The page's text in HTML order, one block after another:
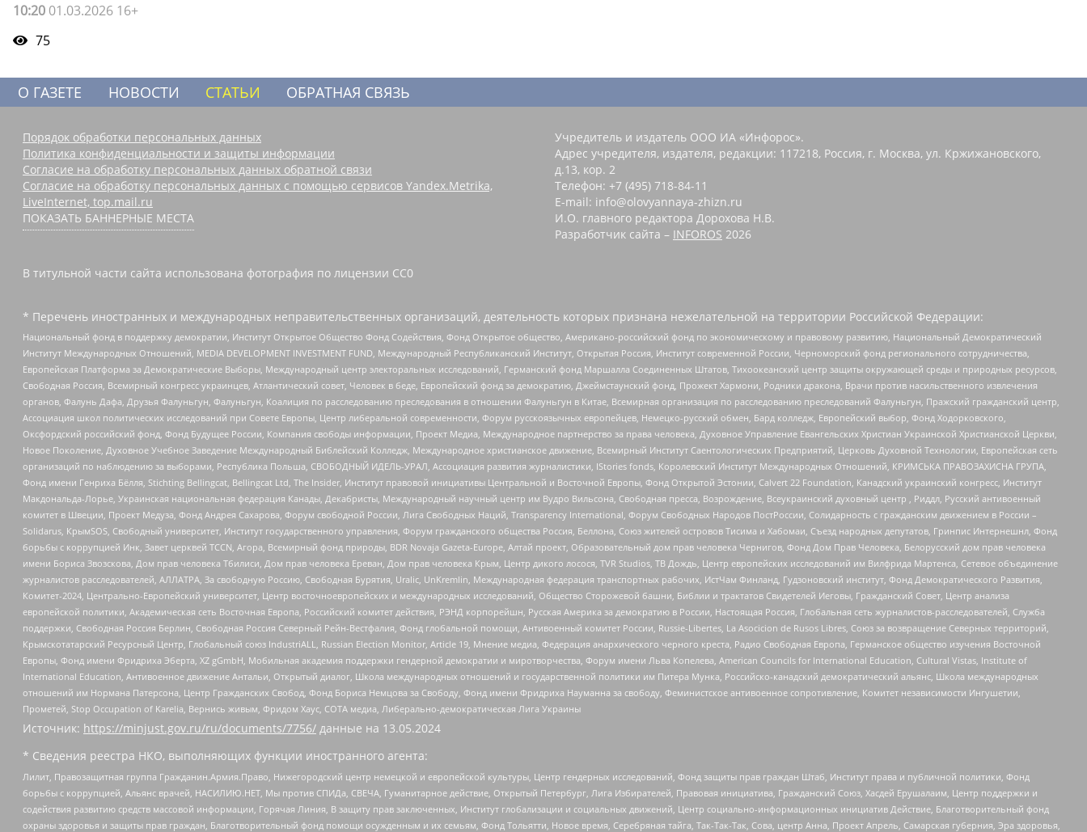
10:20 01.03.2026 16+
75
О ГАЗЕТЕ НОВОСТИ СТАТЬИ ОБРАТНАЯ СВЯЗЬ
Порядок обработки персональных данных
Политика конфиденциальности и защиты информации
Согласие на обработку персональных данных обратной связи
Согласие на обработку персональных данных с помощью сервисов Yandex.Metrika,
LiveInternet, top.mail.ru
ПОКАЗАТЬ БАННЕРНЫЕ МЕСТА
Учредитель и издатель ООО ИА «Инфорос».
Адрес учредителя, издателя, редакции: 117218, Россия, г. Москва, ул. Кржижановского,
д.13, кор. 2
Телефон: +7 (495) 718-84-11
E-mail: info@olovyannaya-zhizn.ru
И.О. главного редактора Дорохова Н.В.
Разработчик сайта – INFOROS 2026
В титульной части сайта использована фотография по лицензии CC0 ‌
* Перечень иностранных и международных неправительственных организаций, деятельность которых признана нежелательной на территории Российской Федерации:
Национальный фонд в поддержку демократии, Институт Открытое Общество Фонд Содействия, Фонд Открытое общество, Американо-российский фонд по экономическому и правовому развитию, Национальный Демократический
Институт Международных Отношений, MEDIA DEVELOPMENT INVESTMENT FUND, Международный Республиканский Институт, Открытая Россия, Институт современной России, Черноморский фонд регионального сотрудничества,
Европейская Платформа за Демократические Выборы, Международный центр электоральных исследований, Германский фонд Маршалла Соединенных Штатов, Тихоокеанский центр защиты окружающей среды и природных ресурсов,
Свободная Россия, Всемирный конгресс украинцев, Атлантический совет, Человек в беде, Европейский фонд за демократию, Джеймстаунский фонд, Прожект Хармони, Родники дракона, Врачи против насильственного извлечения
органов, Фалунь Дафа, Друзья Фалуньгун, Фалуньгун, Коалиция по расследованию преследования в отношении Фалуньгун в Китае, Всемирная организация по расследованию преследований Фалуньгун, Пражский гражданский центр,
Ассоциация школ политических исследований при Совете Европы, Центр либеральной современности, Форум русскоязычных европейцев, Немецко-русский обмен, Бард колледж, Европейский выбор, Фонд Ходорковского,
Оксфордский российский фонд, Фонд Будущее России, Компания свободы информации, Проект Медиа, Международное партнерство за права человека, Духовное Управление Евангельских Христиан Украинской Христианской Церкви,
Новое Поколение, Духовное Учебное Заведение Международный Библейский Колледж, Международное христианское движение, Всемирный Институт Саентологических Предприятий, Церковь Духовной Технологии, Европейская сеть
организаций по наблюдению за выборами, Республика Польша, СВОБОДНЫЙ ИДЕЛЬ-УРАЛ, Ассоциация развития журналистики, IStories fonds, Королевский Институт Международных Отношений, КРИМСЬКА ПРАВОЗАХИСНА ГРУПА,
Фонд имени Генриха Бёлля, Stichting Bellingcat, Bellingcat Ltd, The Insider, Институт правовой инициативы Центральной и Восточной Европы, Фонд Открытой Эстонии, Calvert 22 Foundation, Канадский украинский конгресс, Институт
Макдональда-Лорье, Украинская национальная федерация Канады, Декабристы, Международный научный центр им Вудро Вильсона, Свободная пресса, Возрождение, Всеукраинский духовный центр , Риддл, Русский антивоенный
комитет в Швеции, Проект Медуза, Фонд Андрея Сахарова, Форум свободной России, Лига Свободных Наций, Transparеncy International, Форум Свободных Народов ПостРоссии, Солидарность с гражданским движением в России –
Solidarus, КрымSOS, Свободный университет, Институт государственного управления, Форум гражданского общества Россия, Беллона, Союз жителей островов Тисима и Хабомаи, Съезд народных депутатов, Гринпис Интернешнл, Фонд
борьбы с коррупцией Инк, Завет церквей TCCN, Агора, Всемирный фонд природы, BDR Novaja Gazeta-Europe, Алтай проект, Образовательный дом прав человека Чернигов, Фонд Дом Прав Человека, Белорусский дом прав человека
имени Бориса Звозскова, Дом прав человека Тбилиси, Дом прав человека Ереван, Дом прав человека Крым, Центр дикого лосося, TVR Studios, ТВ Дождь, Центр европейских исследований им Вилфрида Мартенса, Сетевое объединение
журналистов расследователей, АЛЛАТРА, За свободную Россию, Свободная Бурятия, Uralic, UnKremlin, Международная федерация транспортных рабочих, ИстЧам Финланд, Гудзоновский институт, Фонд Демократического Развития,
Комитет-2024, Центрально-Европейский университет, Центр восточноевропейских и международных исследований, Общество Сторожевой башни, Библии и трактатов Свидетелей Иеговы, Гражданский Совет, Центр анализа
европейской политики, Академическая сеть Восточная Европа, Российский комитет действия, РЭНД корпорейшн, Русская Америка за демократию в России, Настоящая Россия, Глобальная сеть журналистов-расследователей, Служба
поддержки, Свободная Россия Берлин, Свободная Россия Северный Рейн-Вестфалия, Фонд глобальной помощи, Антивоенный комитет России, Russie-Libertes, La Asocicion de Rusos Libres, Союз за возвращение Северных территорий,
Крымскотатарский Ресурсный Центр, Глобальный союз IndustriALL, Russian Election Monitor, Article 19, Мнение медиа, Федерация анархического черного креста, Радио Свободная Европа, Германское общество изучения Восточной
Европы, Фонд имени Фридриха Эберта, XZ gGmbH, Мобильная академия поддержки гендерной демократии и миротворчества, Форум имени Льва Копелева, American Councils for International Education, Cultural Vistas, Institute of
International Education, Антивоенное движение Антальи, Открытый диалог, Школа международных отношений и государственной политики им Питера Мунка, Российско-канадский демократический альянс, Школа международных
отношений им Нормана Патерсона, Центр Гражданских Свобод, Фонд Бориса Немцова за Свободу, Фонд имени Фридриха Науманна за свободу, Феминистское антивоенное сопротивление, Комитет независимости Ингушетии,
Прометей, Stop Occupation of Karelia, Вернись живым, Фридом Хаус, СОТА медиа, Либерально-демократическая Лига Украины
Источник: https://minjust.gov.ru/ru/documents/7756/ данные на 13.05.2024
* Сведения реестра НКО, выполняющих функции иностранного агента:
Лилит, Правозащитная группа Гражданин.Армия.Право, Нижегородский центр немецкой и европейской культуры, Центр гендерных исследований, Фонд защиты прав граждан Штаб, Институт права и публичной политики, Фонд
борьбы с коррупцией, Альянс врачей, НАСИЛИЮ.НЕТ, Мы против СПИДа, СВЕЧА, Гуманитарное действие, Открытый Петербург, Лига Избирателей, Правовая инициатива, Гражданский Союз, Хасдей Ерушалаим, Центр поддержки и
содействия развитию средств массовой информации, Горячая Линия, В защиту прав заключенных, Институт глобализации и социальных движений, Центр социально-информационных инициатив Действие, Благотворительный фонд
охраны здоровья и защиты прав граждан, Благотворительный фонд помощи осужденным и их семьям, Фонд Тольятти, Новое время, Серебряная тайга, Так-Так-Так, Сова, центр Анна, Проект Апрель, Самарская губерния, Эра здоровья,